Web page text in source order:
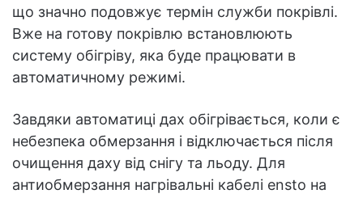
що значно подовжує термін служби покрівлі.
Вже на готову покрівлю встановлюють
систему обігріву, яка буде працювати в
автоматичному режимі.
Завдяки автоматиці дах обігрівається, коли є
небезпека обмерзання і відключається після
очищення даху від снігу та льоду. Для
антиобмерзання нагрівальні кабелі ensto на